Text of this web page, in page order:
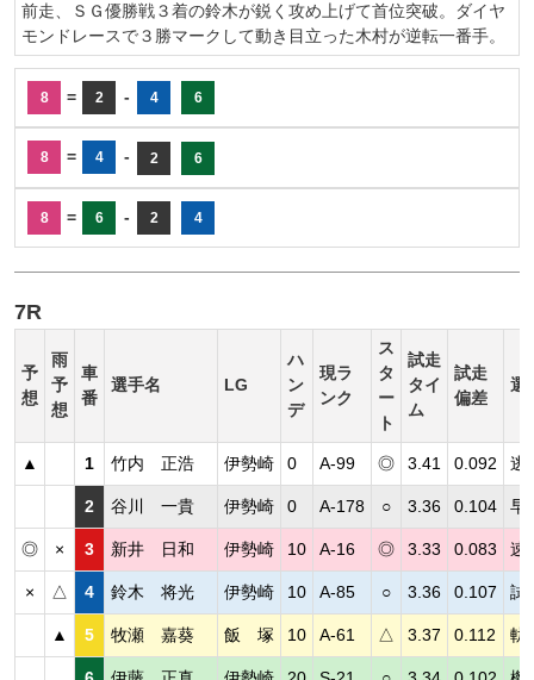
前走、ＳＧ優勝戦３着の鈴木が鋭く攻め上げて首位突破。ダイヤ
モンドレースで３勝マークして動き目立った木村が逆転一番手。
8 = 2 - 4 6
8 = 4 - 2 6
8 = 6 - 2 4
7R
予
想
雨
予
想
車
番
選手名 LG
ハ
ン
デ
現ラ
ンク
ス
タ
ー
ト
試走
タイ
ム
試走
偏差
選
▲ 1 竹内 正浩 伊勢崎 0 A-99 ◎ 3.41 0.092 逃
2 谷川 一貴 伊勢崎 0 A-178 ○ 3.36 0.104 早
◎ × 3 新井 日和 伊勢崎 10 A-16 ◎ 3.33 0.083 速
× △ 4 鈴木 将光 伊勢崎 10 A-85 ○ 3.36 0.107 試
▲ 5 牧瀬 嘉葵 飯 塚 10 A-61 △ 3.37 0.112 軌